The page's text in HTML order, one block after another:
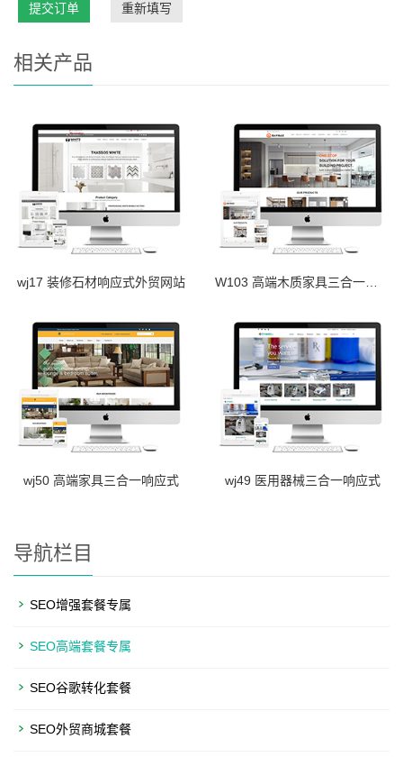
提交订单 重新填写
相关产品
wj17 装修石材响应式外贸网站
wj50 高端家具三合一响应式 wj49 医用器械三合一响应式
导航栏目
SEO增强套餐专属
SEO高端套餐专属
SEO谷歌转化套餐
SEO外贸商城套餐